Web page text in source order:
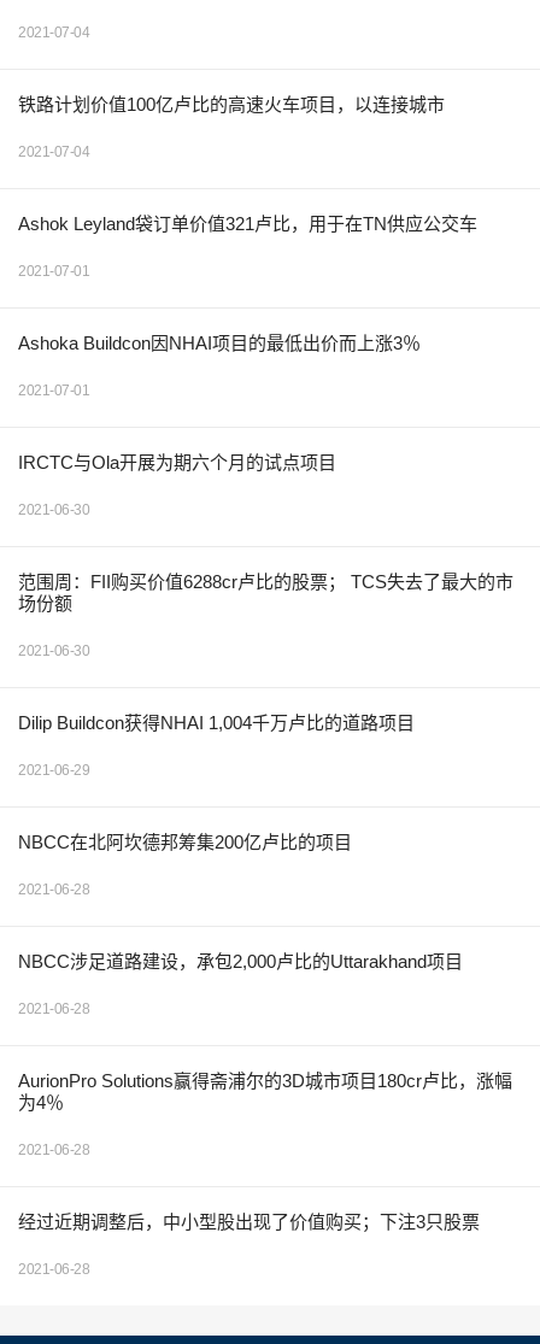
2021-07-04
铁路计划价值100亿卢比的高速火车项目，以连接城市
2021-07-04
Ashok Leyland袋订单价值321卢比，用于在TN供应公交车
2021-07-01
Ashoka Buildcon因NHAI项目的最低出价而上涨3％
2021-07-01
IRCTC与Ola开展为期六个月的试点项目
2021-06-30
范围周：FII购买价值6288cr卢比的股票； TCS失去了最大的市
场份额
2021-06-30
Dilip Buildcon获得NHAI 1,004千万卢比的道路项目
2021-06-29
NBCC在北阿坎德邦筹集200亿卢比的项目
2021-06-28
NBCC涉足道路建设，承包2,000卢比的Uttarakhand项目
2021-06-28
AurionPro Solutions赢得斋浦尔的3D城市项目180cr卢比，涨幅
为4％
2021-06-28
经过近期调整后，中小型股出现了价值购买；下注3只股票
2021-06-28